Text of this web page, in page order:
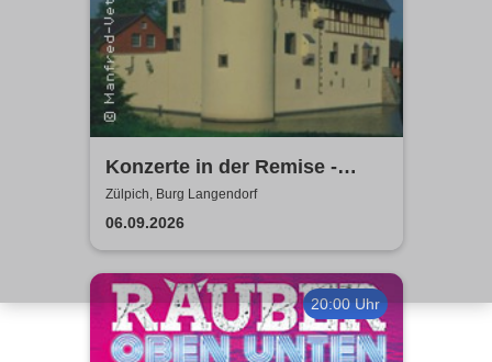
Konzerte in der Remise -
Burg Langendorf
Zülpich, Burg Langendorf
06.09.2026
20:00 Uhr